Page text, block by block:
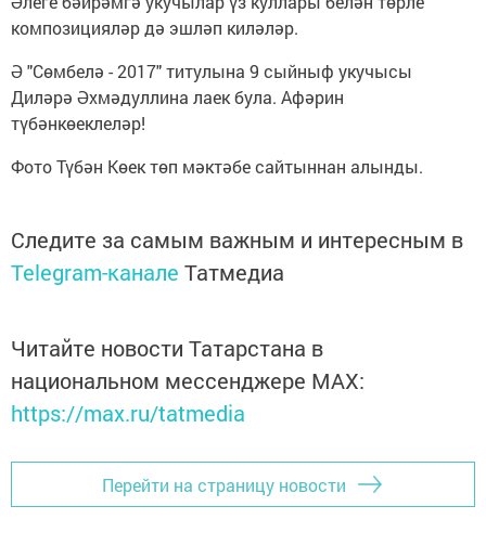
композицияләр дә эшләп киләләр.
Ә "Сөмбелә - 2017" титулына 9 сыйныф укучысы
Диләрә Әхмәдуллина лаек була. Афәрин
түбәнкөеклеләр!
Фото Түбән Көек төп мәктәбе сайтыннан алынды.
Следите за самым важным и интересным в
Telegram-канале Татмедиа
Читайте новости Татарстана в
национальном мессенджере MАХ:
https://max.ru/tatmedia
Перейти на страницу новости